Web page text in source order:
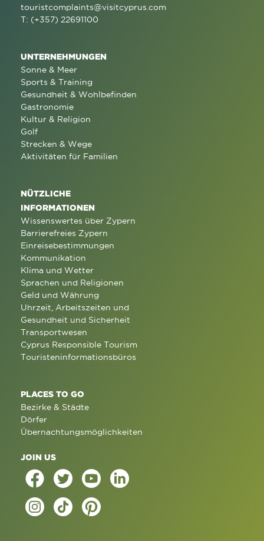
touristcomplaints@visitcyprus.com
T: (+357) 22691100
UNTERNEHMUNGEN
Sonne & Meer
Sports & Training
Gesundheit & Wohlbefinden
Gastronomie
Kultur & Religion
Golf
Strecken & Wege
Aktivitäten für Familien
NÜTZLICHE
INFORMATIONEN
Wissenswertes über Zypern
Barrierefreies Zypern
Einreisebestimmungen
Kommunikation
Klima und Wetter
Sprachen und Religionen
Geld und Währung
Uhrzeit, Arbeitszeiten und
Gesundheit und Sicherheit
Transportwesen
Cyprus Responsible Tourism
Touristeninformationsbüros
PLACES TO GO
Bezirke & Städte
Dörfer
Übernachtungsmöglichkeiten
JOIN US